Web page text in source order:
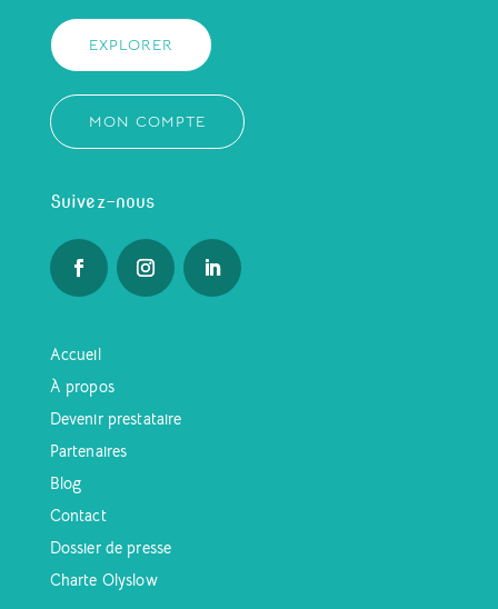
EXPLORER
MON COMPTE
Suivez-nous
Accueil
À propos
Devenir prestataire
Partenaires
Blog
Contact
Dossier de presse
Charte Olyslow